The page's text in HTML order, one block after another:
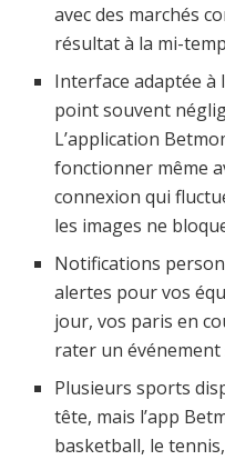
avec des marchés
résultat à la mi-
Interface adaptée à
point souvent
L’application
fonctionner même
connexion qui
les images ne
Notifications
alertes pour vos
jour, vos paris en
rater un événement
Plusieurs sports
tête, mais l’app
basketball, le